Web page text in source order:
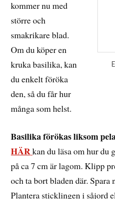
kommer nu med
större och
smakrikare blad.
Om du köper en
kruka basilika, kan
du enkelt föröka
den, så du får hur
många som helst.
Basilika förökas liksom
HÄRkan du läsa om hur du
på ca 7 cm är lagom. Klipp
och ta bort bladen där. Spara
Plantera sticklingen i såjord